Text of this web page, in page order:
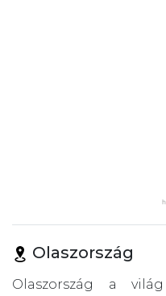
Olaszország
Olaszország a